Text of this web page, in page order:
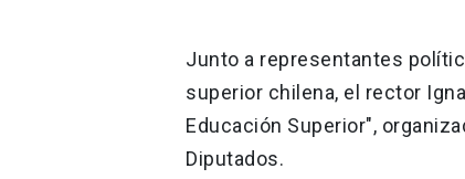
Junto a representantes
superior chilena, el rector
Educación Superior",
Diputados.